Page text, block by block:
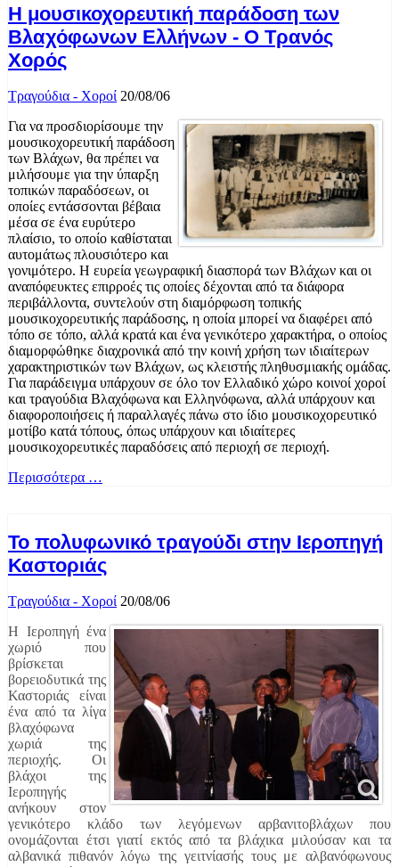
Η μουσικοχορευτική παράδοση των
Βλαχόφωνων Ελλήνων - Ο Τρανός
Χορός
Τραγούδια - Χοροί 20/08/06
Για να προσδιορίσουμε την
μουσικοχορευτική παράδοση
των Βλάχων, θα πρέπει να
μιλήσουμε για την ύπαρξη
τοπικών παραδόσεων, οι
οποίες εντάσσονται βέβαια
μέσα σε ένα ευρύτερο
πλαίσιο, το οποίο καθίσταται
αυτομάτως πλουσιότερο και
γονιμότερο. Η ευρεία γεωγραφική διασπορά των Βλάχων και οι
αναπόφευκτες επιρροές τις οποίες δέχονται από τα διάφορα
περιβάλλοντα, συντελούν στη διαμόρφωση τοπικής
μουσικοχορευτικής παράδοσης, η οποία μπορεί να διαφέρει από
τόπο σε τόπο, αλλά κρατά και ένα γενικότερο χαρακτήρα, ο οποίος
διαμορφώθηκε διαχρονικά από την κοινή χρήση των ιδιαίτερων
χαρακτηριστικών των Βλάχων, ως κλειστής πληθυσμιακής ομάδας.
Για παράδειγμα υπάρχουν σε όλο τον Ελλαδικό χώρο κοινοί χοροί
και τραγούδια Βλαχόφωνα και Ελληνόφωνα, αλλά υπάρχουν και
διαφοροποιήσεις ή παραλλαγές πάνω στο ίδιο μουσικοχορευτικό
μοτίβο κατά τόπους, όπως υπάρχουν και ιδιαίτερες
μουσικοχορευτικές παραδόσεις από περιοχή σε περιοχή.
Περισσότερα …
Το πολυφωνικό τραγούδι στην Ιεροπηγή
Καστοριάς
Τραγούδια - Χοροί 20/08/06
H Ιεροπηγή ένα
χωριό που
βρίσκεται
βορειοδυτικά της
Καστοριάς είναι
ένα από τα λίγα
βλαχόφωνα
χωριά της
περιοχής. Οι
βλάχοι της
Ιεροπηγής
ανήκουν στον
γενικότερο κλάδο των λεγόμενων αρβανιτοβλάχων που
ονομάζονται έτσι γιατί εκτός από τα βλάχικα μιλούσαν και τα
αλβανικά πιθανόν λόγω της γειτνίασής τους με αλβανόφωνους